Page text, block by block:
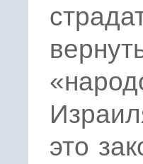
это